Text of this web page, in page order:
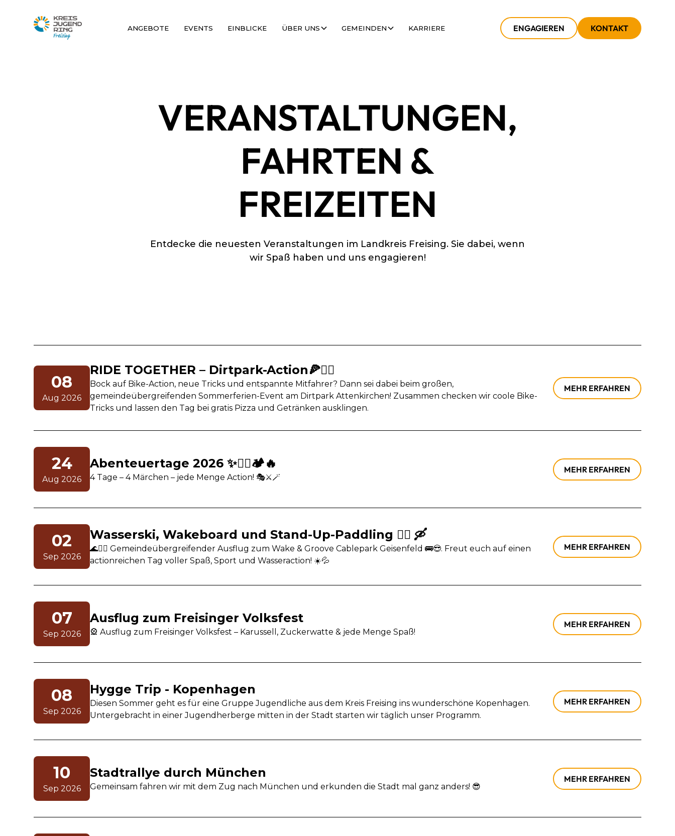
ANGEBOTE EVENTS EINBLICKE ÜBER UNS GEMEINDEN KARRIERE ENGAGIEREN KONTAKT
VERANSTALTUNGEN,
FAHRTEN &
FREIZEITEN
Entdecke die neuesten Veranstaltungen im Landkreis Freising. Sie dabei, wenn
wir Spaß haben und uns engagieren!
08
Aug 2026
RIDE TOGETHER – Dirtpark-Action🍕🚴‍♂️
Bock auf Bike-Action, neue Tricks und entspannte Mitfahrer? Dann sei dabei beim großen,
gemeindeübergreifenden Sommerferien-Event am Dirtpark Attenkirchen! Zusammen checken wir coole Bike-
Tricks und lassen den Tag bei gratis Pizza und Getränken ausklingen.
MEHR ERFAHREN
24
Aug 2026
Abenteuertage 2026 ✨🧚‍♀️🏕️🔥
4 Tage – 4 Märchen – jede Menge Action! 🎭⚔️🪄
MEHR ERFAHREN
02
Sep 2026
Wasserski, Wakeboard und Stand-Up-Paddling 🏄‍♀️ 🛶
🌊🏄‍♂️ Gemeindeübergreifender Ausflug zum Wake & Groove Cablepark Geisenfeld 🚌😎. Freut euch auf einen
actionreichen Tag voller Spaß, Sport und Wasseraction! ☀️💦
MEHR ERFAHREN
07
Sep 2026
Ausflug zum Freisinger Volksfest
🎡 Ausflug zum Freisinger Volksfest – Karussell, Zuckerwatte & jede Menge Spaß!
MEHR ERFAHREN
08
Sep 2026
Hygge Trip - Kopenhagen
Diesen Sommer geht es für eine Gruppe Jugendliche aus dem Kreis Freising ins wunderschöne Kopenhagen.
Untergebracht in einer Jugendherberge mitten in der Stadt starten wir täglich unser Programm.
MEHR ERFAHREN
10
Sep 2026
Stadtrallye durch München
Gemeinsam fahren wir mit dem Zug nach München und erkunden die Stadt mal ganz anders! 😎
MEHR ERFAHREN